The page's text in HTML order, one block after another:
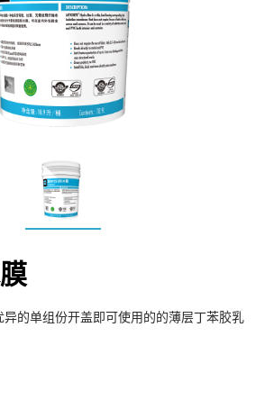
的单组份开盖即可使用的的薄层丁苯胶乳